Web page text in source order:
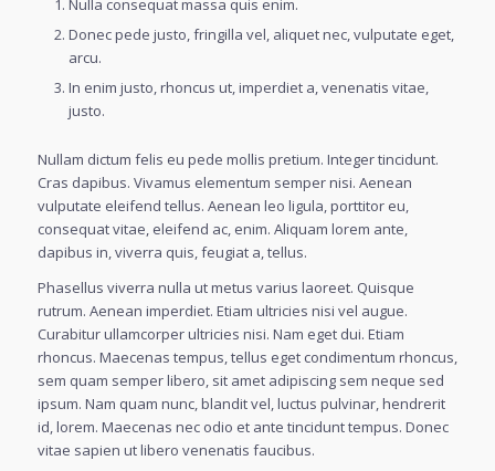
Nulla consequat massa quis enim.
Donec pede justo, fringilla vel, aliquet nec, vulputate eget,
arcu.
In enim justo, rhoncus ut, imperdiet a, venenatis vitae,
justo.
Nullam dictum felis eu pede mollis pretium. Integer tincidunt.
Cras dapibus. Vivamus elementum semper nisi. Aenean
vulputate eleifend tellus. Aenean leo ligula, porttitor eu,
consequat vitae, eleifend ac, enim. Aliquam lorem ante,
dapibus in, viverra quis, feugiat a, tellus.
Phasellus viverra nulla ut metus varius laoreet. Quisque
rutrum. Aenean imperdiet. Etiam ultricies nisi vel augue.
Curabitur ullamcorper ultricies nisi. Nam eget dui. Etiam
rhoncus. Maecenas tempus, tellus eget condimentum rhoncus,
sem quam semper libero, sit amet adipiscing sem neque sed
ipsum. Nam quam nunc, blandit vel, luctus pulvinar, hendrerit
id, lorem. Maecenas nec odio et ante tincidunt tempus. Donec
vitae sapien ut libero venenatis faucibus.